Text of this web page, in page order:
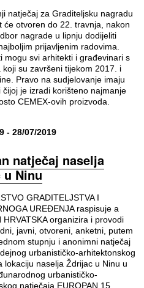
natječaj za Graditeljsku nagradu
će otvoren do 22. travnja, nakon
nagrade u lipnju dodijeliti
prijavljenim radovima.
mogu svi arhitekti i građevinari s
koji su završeni tijekom 2017. i
Pravo na sudjelovanje imaju
čijoj je izradi korišteno najmanje
CEMEX-ovih proizvoda.
- 28/07/2019
natječaj naselja
Ninu
GRADITELJSTVA I
UREĐENJA raspisuje a
HRVATSKA organizira i provodi
javni, otvoreni, anketni, putem
stupnju i anonimni natječaj
urbanističko-arhitektonskog
lokaciju naselja Ždrijac u Ninu u
urbanističko-
natječaja EUROPAN 15.